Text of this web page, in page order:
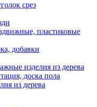
срез
пластиковые
добавки
изделия из дерева
доска пола
из дерева